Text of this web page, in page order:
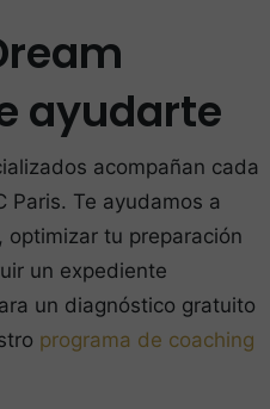
ayudarte
acompañan cada
Paris. Te ayudamos a
tu preparación
un expediente
un diagnóstico gratuito
programa de coaching